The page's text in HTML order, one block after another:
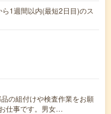
1週間以内(最短2日目)のス
の組付けや検査作業をお願
仕事です。男女…